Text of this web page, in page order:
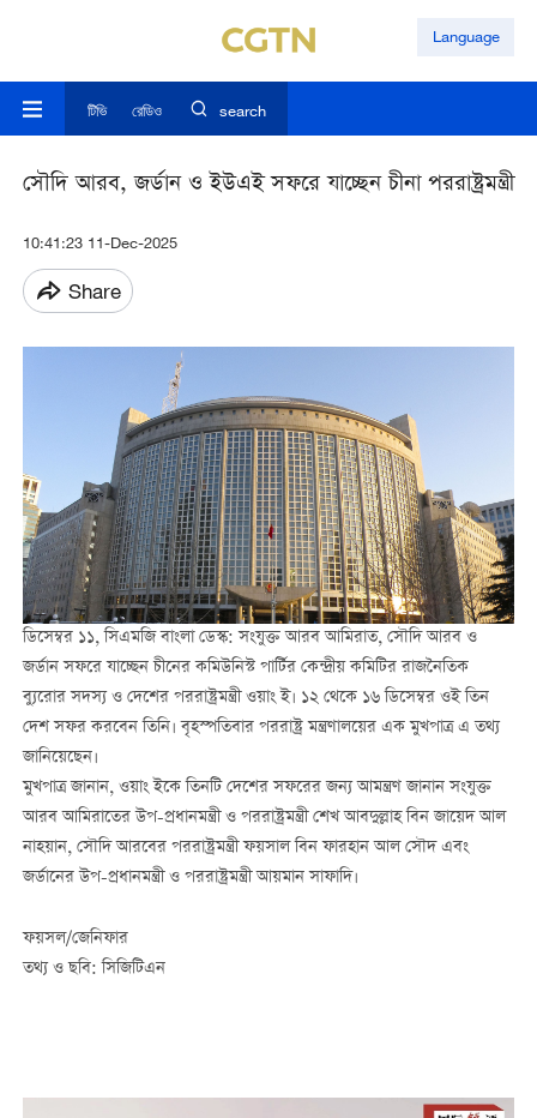
Language
টিভি রেডিও search
সৌদি আরব, জর্ডান ও ইউএই সফরে যাচ্ছেন চীনা পররাষ্ট্রমন্ত্রী
10:41:23 11-Dec-2025
Share
ডিসেম্বর ১১, সিএমজি বাংলা ডেস্ক: সংযুক্ত আরব আমিরাত, সৌদি আরব ও
জর্ডান সফরে যাচ্ছেন চীনের কমিউনিস্ট পার্টির কেন্দ্রীয় কমিটির রাজনৈতিক
ব্যুরোর সদস্য ও দেশের পররাষ্ট্রমন্ত্রী ওয়াং ই। ১২ থেকে ১৬ ডিসেম্বর ওই তিন
দেশ সফর করবেন তিনি। বৃহস্পতিবার পররাষ্ট্র মন্ত্রণালয়ের এক মুখপাত্র এ তথ্য
জানিয়েছেন।
মুখপাত্র জানান, ওয়াং ইকে তিনটি দেশের সফরের জন্য আমন্ত্রণ জানান সংযুক্ত
আরব আমিরাতের উপ-প্রধানমন্ত্রী ও পররাষ্ট্রমন্ত্রী শেখ আবদুল্লাহ বিন জায়েদ আল
নাহয়ান, সৌদি আরবের পররাষ্ট্রমন্ত্রী ফয়সাল বিন ফারহান আল সৌদ এবং
জর্ডানের উপ-প্রধানমন্ত্রী ও পররাষ্ট্রমন্ত্রী আয়মান সাফাদি।
ফয়সল/জেনিফার
তথ্য ও ছবি: সিজিটিএন